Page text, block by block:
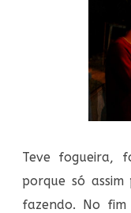
Teve fogueira,
porque só
fazendo. No